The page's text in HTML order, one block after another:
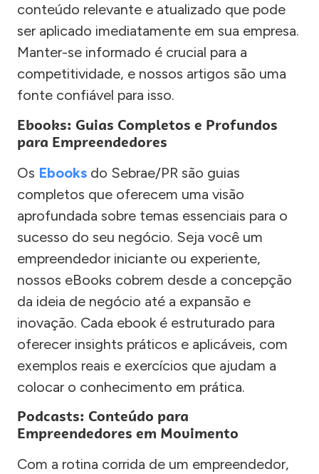
conteúdo relevante e atualizado que pode
ser aplicado imediatamente em sua empresa.
Manter-se informado é crucial para a
competitividade, e nossos artigos são uma
fonte confiável para isso.
Ebooks: Guias Completos e Profundos
para Empreendedores
Os Ebooks do Sebrae/PR são guias
completos que oferecem uma visão
aprofundada sobre temas essenciais para o
sucesso do seu negócio. Seja você um
empreendedor iniciante ou experiente,
nossos eBooks cobrem desde a concepção
da ideia de negócio até a expansão e
inovação. Cada ebook é estruturado para
oferecer insights práticos e aplicáveis, com
exemplos reais e exercícios que ajudam a
colocar o conhecimento em prática.
Podcasts: Conteúdo para
Empreendedores em Movimento
Com a rotina corrida de um empreendedor,